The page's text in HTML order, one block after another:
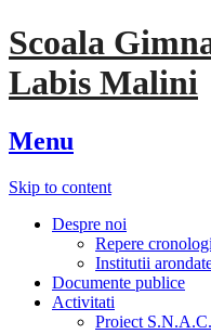
Scoala
Labis Malini
Menu
Skip to content
Despre noi
Repere
Institutii
Documente publice
Activitati
Proiect